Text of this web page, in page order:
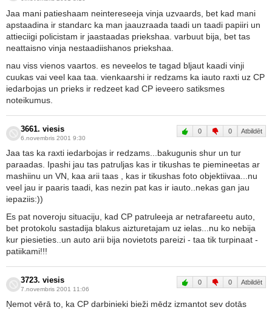
Jaa mani patieshaam neintereseeja vinja uzvaards, bet kad mani
apstaadina ir standarc ka man jaauzraada taadi un taadi papiiri un
attieciigi policistam ir jaastaadas priekshaa. varbuut bija, bet tas
neattaisno vinja nestaadiishanos priekshaa.
nau viss vienos vaartos. es neveelos te tagad bljaut kaadi vinji
cuukas vai veel kaa taa. vienkaarshi ir redzams ka iauto raxti uz CP
iedarbojas un prieks ir redzeet kad CP ieveero satiksmes
noteikumus.
3661. viesis
6.novembris 2001 9:30
0 0 Atbildēt
Jaa tas ka raxti iedarbojas ir redzams...bakugunis shur un tur
paraadas. Ipashi jau tas patruljas kas ir tikushas te piemineetas ar
mashiinu un VN, kaa arii taas , kas ir tikushas foto objektiivaa...nu
veel jau ir paaris taadi, kas nezin pat kas ir iauto..nekas gan jau
iepaziis:))
Es pat noveroju situaciju, kad CP patruleeja ar netrafareetu auto,
bet protokolu sastadija blakus aizturetajam uz ielas...nu ko nebija
kur piesieties..un auto arii bija novietots pareizi - taa tik turpinaat -
patiikami!!!
3723. viesis
7.novembris 2001 11:06
0 0 Atbildēt
Ņemot vērā to, ka CP darbinieki bieži mēdz izmantot sev dotās